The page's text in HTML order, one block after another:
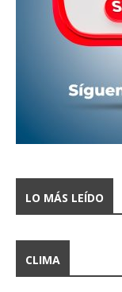
LO MÁS LEÍDO
CLIMA